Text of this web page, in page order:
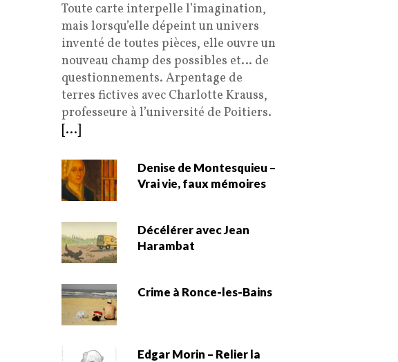
Toute carte interpelle l’imagination,
mais lorsqu’elle dépeint un univers
inventé de toutes pièces, elle ouvre un
nouveau champ des possibles et… de
questionnements. Arpentage de
terres fictives avec Charlotte Krauss,
professeure à l’université de Poitiers.
[...]
Denise de Montesquieu –
Vrai vie, faux mémoires
Décélérer avec Jean
Harambat
Crime à Ronce-les-Bains
Edgar Morin – Relier la